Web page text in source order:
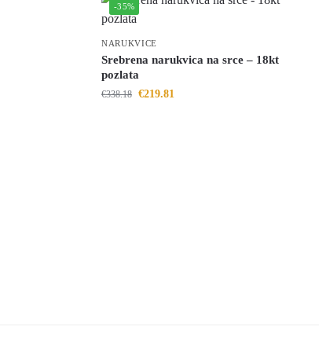
-35%
NARUKVICE
Srebrena narukvica na srce – 18kt
pozlata
€338.18 €219.81